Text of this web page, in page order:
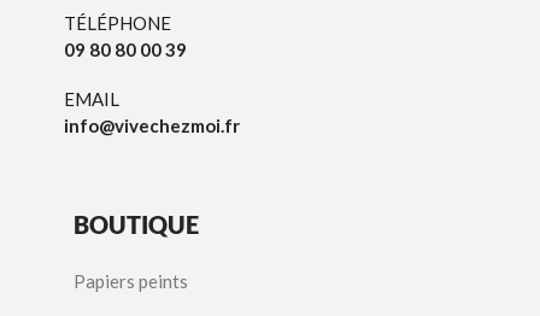
TÉLÉPHONE
09 80 80 00 39
EMAIL
info@vivechezmoi.fr
BOUTIQUE
Papiers peints